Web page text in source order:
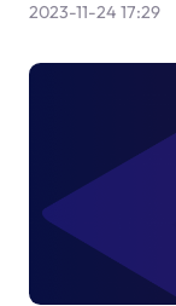
2023-11-24 17:29